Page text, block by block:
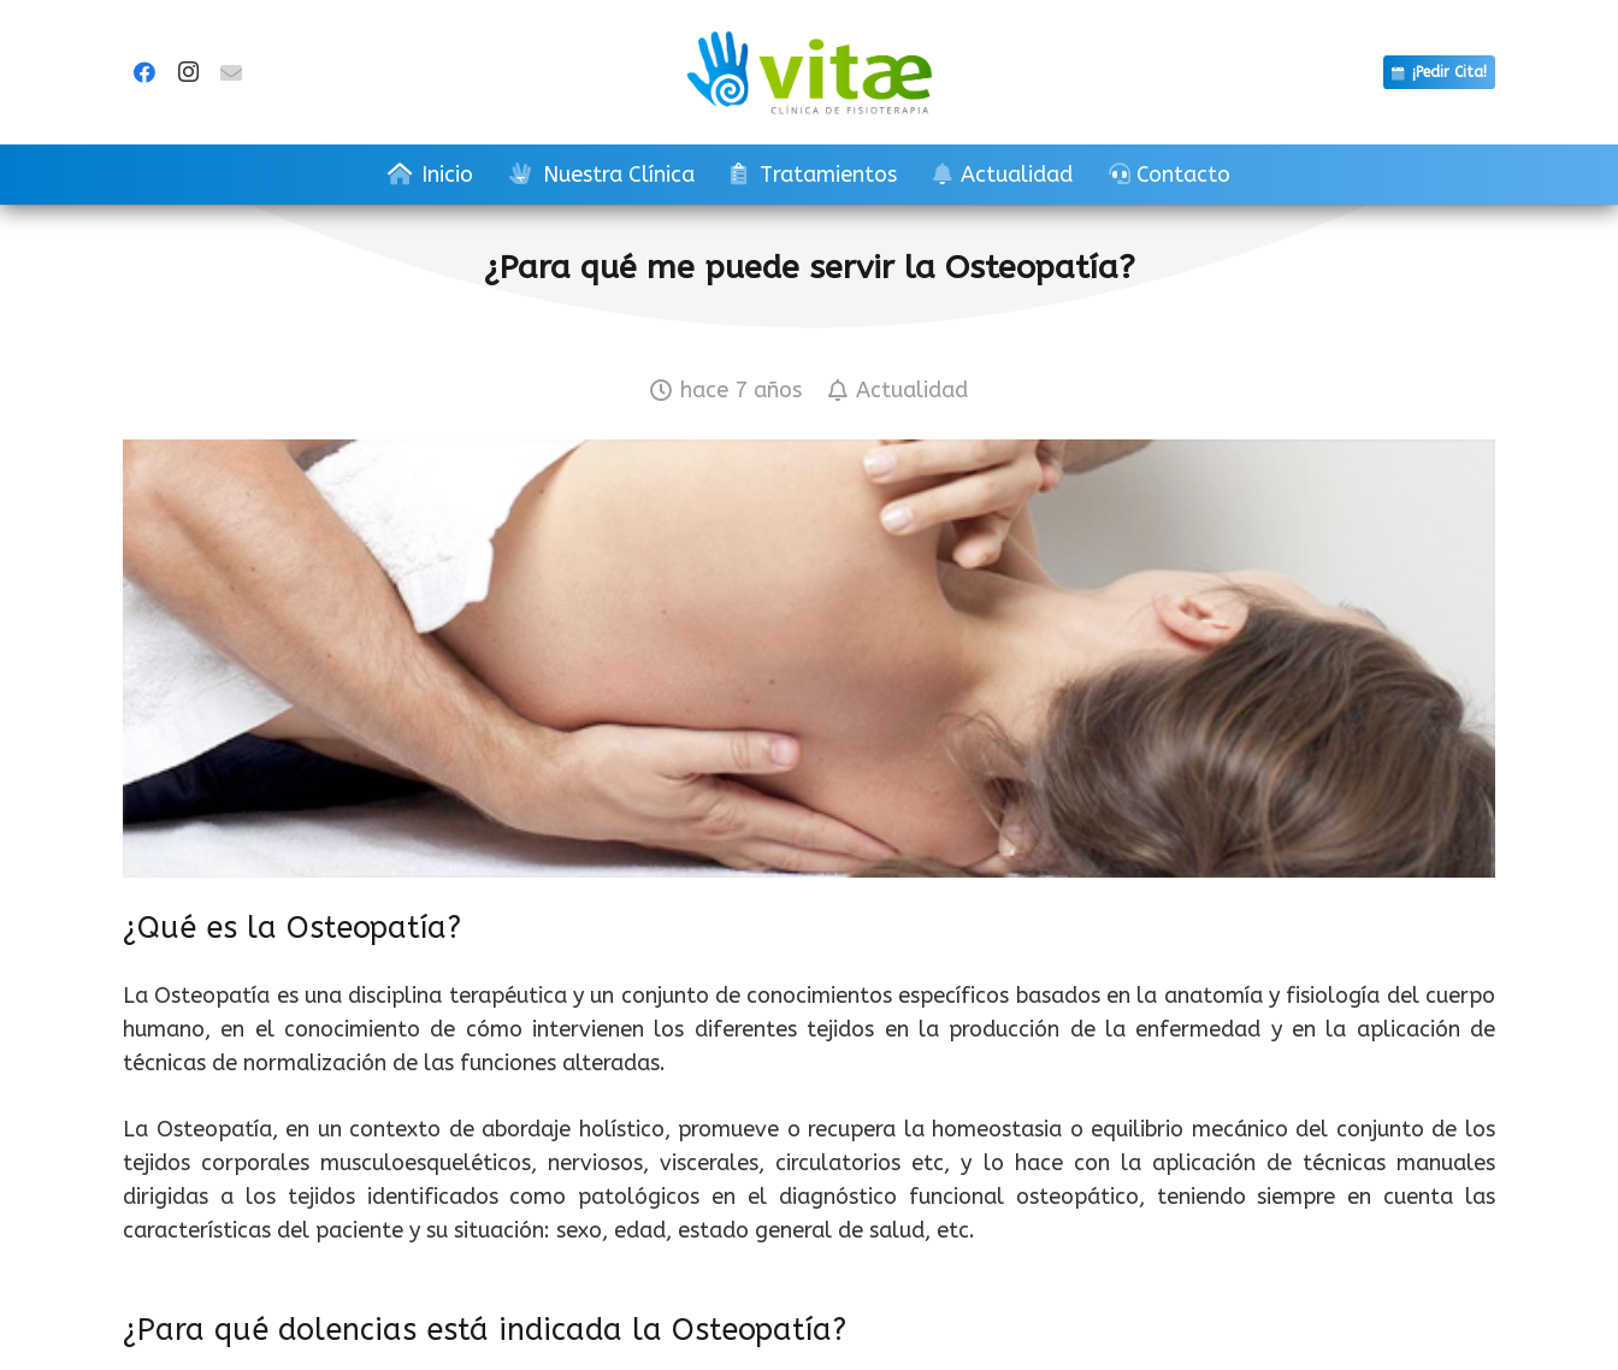
¡Pedir Cita!
Inicio Nuestra Clínica Tratamientos Actualidad Contacto
¿Para qué me puede servir la Osteopatía?
hace 7 años Actualidad
¿Qué es la Osteopatía?
La Osteopatía es una disciplina terapéutica y un conjunto de conocimientos específicos basados en la anatomía y fisiología del cuerpo
humano, en el conocimiento de cómo intervienen los diferentes tejidos en la producción de la enfermedad y en la aplicación de
técnicas de normalización de las funciones alteradas.
La Osteopatía, en un contexto de abordaje holístico, promueve o recupera la homeostasia o equilibrio mecánico del conjunto de los
tejidos corporales musculoesqueléticos, nerviosos, viscerales, circulatorios etc, y lo hace con la aplicación de técnicas manuales
dirigidas a los tejidos identificados como patológicos en el diagnóstico funcional osteopático, teniendo siempre en cuenta las
características del paciente y su situación: sexo, edad, estado general de salud, etc.
¿Para qué dolencias está indicada la Osteopatía?